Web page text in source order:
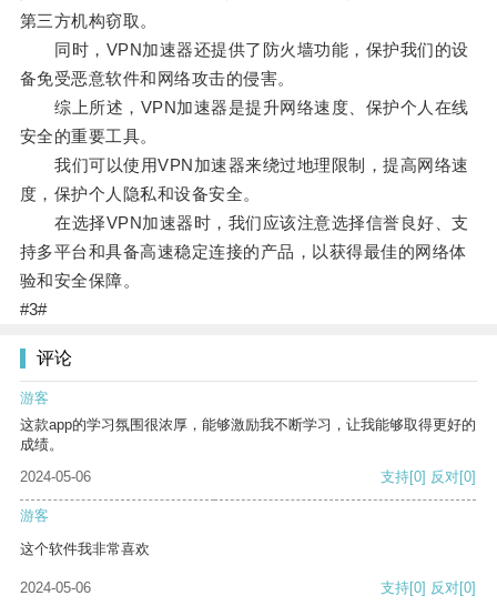
第三方机构窃取。
同时，VPN加速器还提供了防火墙功能，保护我们的设
备免受恶意软件和网络攻击的侵害。
综上所述，VPN加速器是提升网络速度、保护个人在线
安全的重要工具。
我们可以使用VPN加速器来绕过地理限制，提高网络速
度，保护个人隐私和设备安全。
在选择VPN加速器时，我们应该注意选择信誉良好、支
持多平台和具备高速稳定连接的产品，以获得最佳的网络体
验和安全保障。
#3#
评论
游客
这款app的学习氛围很浓厚，能够激励我不断学习，让我能够取得更好的
成绩。
2024-05-06
支持[0] 反对[0]
游客
这个软件我非常喜欢
2024-05-06 支持[0] 反对[0]